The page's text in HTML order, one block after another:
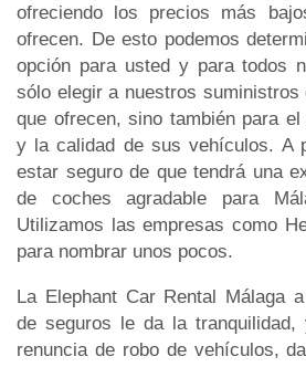
ofreciendo los precios más
ofrecen. De esto podemos
opción para usted y para todos
sólo elegir a nuestros suministros
que ofrecen, sino también para
y la calidad de sus vehículos. A
estar seguro de que tendrá una
de coches agradable para
Utilizamos las empresas como
para nombrar unos pocos.
La Elephant Car Rental Málaga
de seguros le da la
renuncia de robo de vehículos,